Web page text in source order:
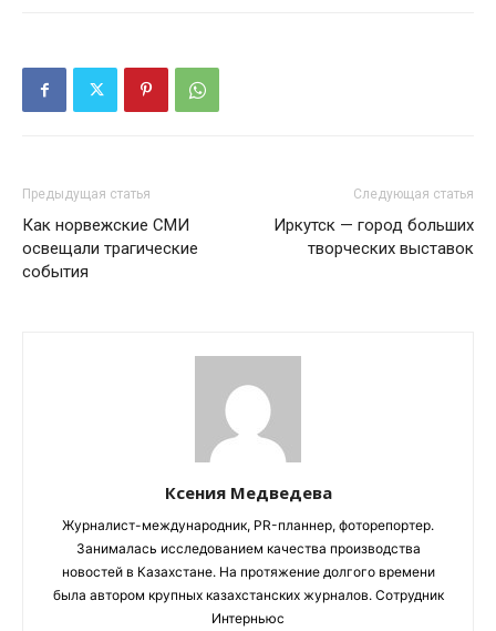
Предыдущая статья
Как норвежские СМИ
освещали трагические
события
Следующая статья
Иркутск — город больших
творческих выставок
Ксения Медведева
Журналист-международник, PR-планнер, фоторепортер.
Занималась исследованием качества производства
новостей в Казахстане. На протяжение долгого времени
была автором крупных казахстанских журналов. Сотрудник
Интерньюс